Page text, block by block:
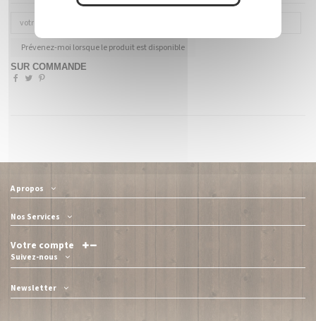
Prévenez-moi lorsque le produit est disponible
SUR COMMANDE
A propos
Nos Services
Votre compte
Suivez-nous
Newsletter